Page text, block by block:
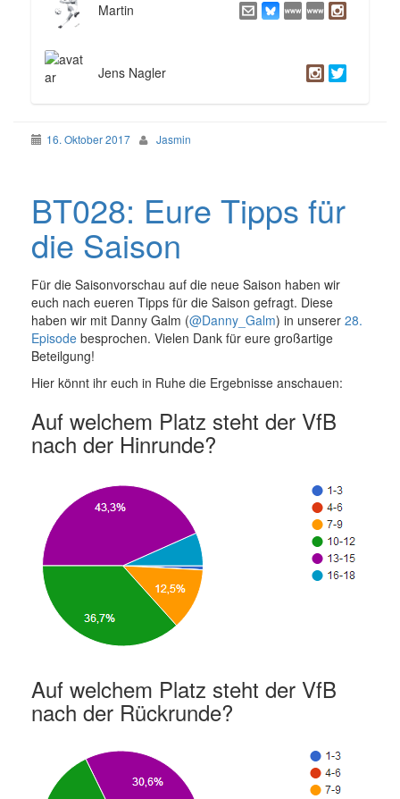
Martin
Jens Nagler
16. Oktober 2017 Jasmin
BT028: Eure Tipps für
die Saison
Für die Saisonvorschau auf die neue Saison haben wir
euch nach eueren Tipps für die Saison gefragt. Diese
haben wir mit Danny Galm (@Danny_Galm) in unserer 28.
Episode besprochen. Vielen Dank für eure großartige
Beteilgung!
Hier könnt ihr euch in Ruhe die Ergebnisse anschauen:
Auf welchem Platz steht der VfB
nach der Hinrunde?
Auf welchem Platz steht der VfB
nach der Rückrunde?